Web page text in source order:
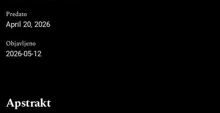
Predato
April 20, 2026
Objavljeno
2026-05-12
Apstrakt